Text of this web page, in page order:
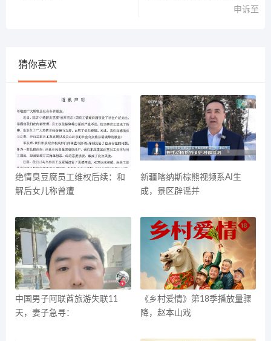
申诉至
猜你喜欢
绝情臭豆腐员工维权后续：和
解后女儿称曾遭
新疆喀纳斯棕熊视频系AI生
成，景区辟谣并
中国男子阿联酋旅游失联11
天，妻子急寻：
《乡村爱情》第18季播放量骤
降，赵本山戏